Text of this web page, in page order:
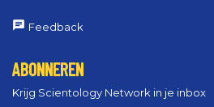
Feedback
ABONNEREN
Krijg Scientology Network in je inbox